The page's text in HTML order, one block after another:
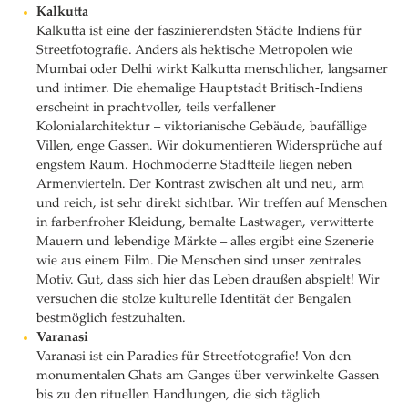
Kalkutta
Kalkutta ist eine der faszinierendsten Städte Indiens für
Streetfotografie. Anders als hektische Metropolen wie
Mumbai oder Delhi wirkt Kalkutta menschlicher, langsamer
und intimer. Die ehemalige Hauptstadt Britisch-Indiens
erscheint in prachtvoller, teils verfallener
Kolonialarchitektur – viktorianische Gebäude, baufällige
Villen, enge Gassen. Wir dokumentieren Widersprüche auf
engstem Raum. Hochmoderne Stadtteile liegen neben
Armenvierteln. Der Kontrast zwischen alt und neu, arm
und reich, ist sehr direkt sichtbar. Wir treffen auf Menschen
in farbenfroher Kleidung, bemalte Lastwagen, verwitterte
Mauern und lebendige Märkte – alles ergibt eine Szenerie
wie aus einem Film. Die Menschen sind unser zentrales
Motiv. Gut, dass sich hier das Leben draußen abspielt! Wir
versuchen die stolze kulturelle Identität der Bengalen
bestmöglich festzuhalten.
Varanasi
Varanasi ist ein Paradies für Streetfotografie! Von den
monumentalen Ghats am Ganges über verwinkelte Gassen
bis zu den rituellen Handlungen, die sich täglich